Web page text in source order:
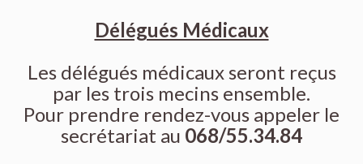
Délégués Médicaux
Les délégués médicaux seront reçus
par les trois mecins ensemble.
Pour prendre rendez-vous appeler le
secrétariat au 068/55.34.84